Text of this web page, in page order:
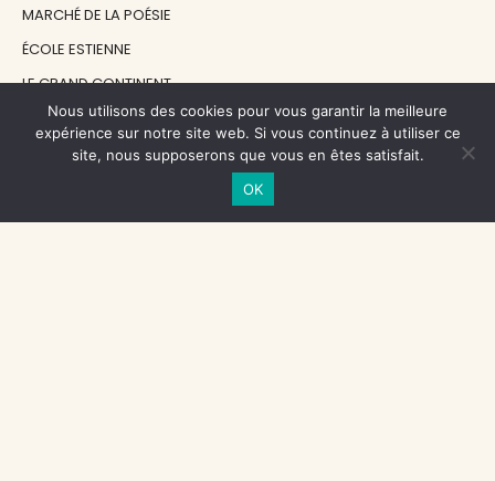
MARCHÉ DE LA POÉSIE
ÉCOLE ESTIENNE
LE GRAND CONTINENT
DIACRITIK
EN ATTENDANT NADEAU
Nous utilisons des cookies pour vous garantir la meilleure
expérience sur notre site web. Si vous continuez à utiliser ce
site, nous supposerons que vous en êtes satisfait.
OK